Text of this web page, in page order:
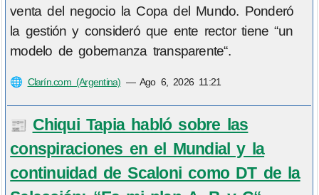
venta del negocio la Copa del Mundo. Ponderó
la gestión y consideró que ente rector tiene “un
modelo de gobernanza transparente“.
🌐 Clarín.com (Argentina) — Ago 6, 2026 11:21
📰 Chiqui Tapia habló sobre las
conspiraciones en el Mundial y la
continuidad de Scaloni como DT de la